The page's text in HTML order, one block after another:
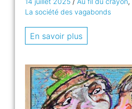
La société des vagabonds
En savoir plus